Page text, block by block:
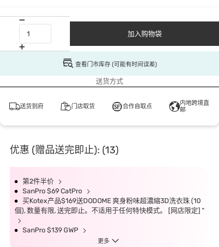
加入购物袋
查看门市库存 (可能有时间误差)
送货方式
送货到府 门店取货 合作自取点
内地跨境直
邮
优惠 (赠品送完即止): (13)
第2件半价
SanPro $69 CatPro
买Kotex产品$169送DODOME 爽身粉味超濃縮3D洗衣珠 (10
個), 数量有限, 送完即止。不适用于任何特快模式。 [网店限定] "
SanPro $139 GWP
更多